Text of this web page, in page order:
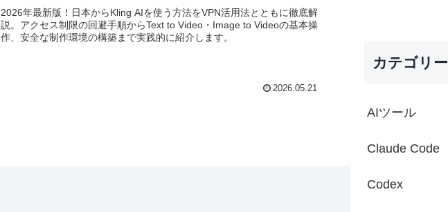
2026年最新版！日本からKling AIを使う方法をVPN活用法とともに徹底解
説。アクセス制限の回避手順からText to Video・Image to Videoの基本操
作、安全な制作環境の構築まで実践的に紹介します。
2026.05.21
カテゴリー
AIツール
Claude Code
Codex